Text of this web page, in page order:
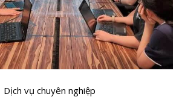
Dịch vụ chuyên nghiệp